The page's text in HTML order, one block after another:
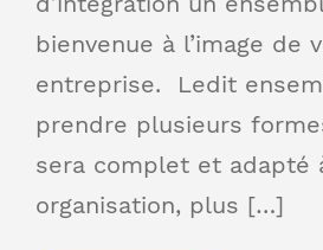
bienvenue à l’image de
entreprise. Ledit
prendre plusieurs
sera complet et adapté
organisation, plus […]